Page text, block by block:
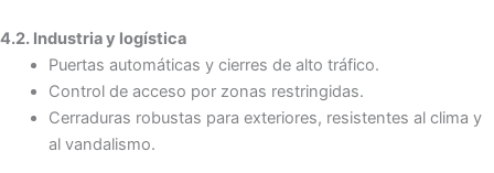
4.2. Industria y logística
Puertas automáticas y cierres de alto tráfico.
Control de acceso por zonas restringidas.
Cerraduras robustas para exteriores, resistentes al clima y
al vandalismo.